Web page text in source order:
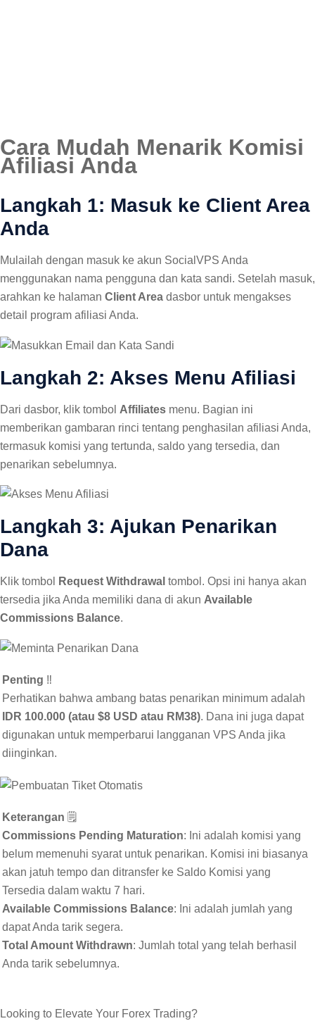
Cara Mudah Menarik Komisi
Afiliasi Anda
Langkah 1: Masuk ke Client Area
Anda
Mulailah dengan masuk ke akun SocialVPS Anda
menggunakan nama pengguna dan kata sandi. Setelah masuk,
arahkan ke halaman Client Area dasbor untuk mengakses
detail program afiliasi Anda.
Langkah 2: Akses Menu Afiliasi
Dari dasbor, klik tombol Affiliates menu. Bagian ini
memberikan gambaran rinci tentang penghasilan afiliasi Anda,
termasuk komisi yang tertunda, saldo yang tersedia, dan
penarikan sebelumnya.
Langkah 3: Ajukan Penarikan
Dana
Klik tombol Request Withdrawal tombol. Opsi ini hanya akan
tersedia jika Anda memiliki dana di akun Available
Commissions Balance.
Penting ‼️
Perhatikan bahwa ambang batas penarikan minimum adalah
IDR 100.000 (atau $8 USD atau RM38). Dana ini juga dapat
digunakan untuk memperbarui langganan VPS Anda jika
diinginkan.
Keterangan 🗒️
Commissions Pending Maturation: Ini adalah komisi yang
belum memenuhi syarat untuk penarikan. Komisi ini biasanya
akan jatuh tempo dan ditransfer ke Saldo Komisi yang
Tersedia dalam waktu 7 hari.
Available Commissions Balance: Ini adalah jumlah yang
dapat Anda tarik segera.
Total Amount Withdrawn: Jumlah total yang telah berhasil
Anda tarik sebelumnya.
Looking to Elevate Your Forex Trading?